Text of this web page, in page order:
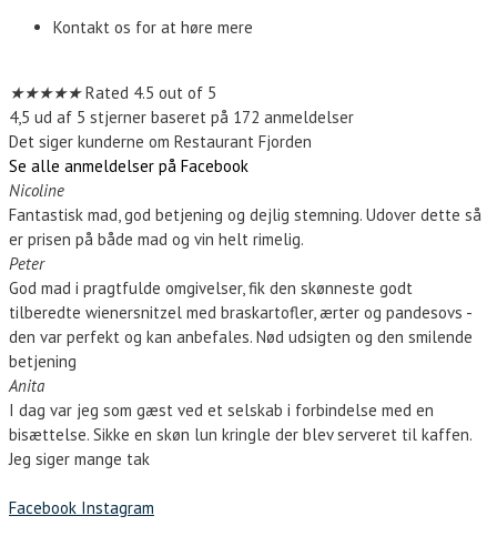
Kontakt os for at høre mere
★★★★★ Rated 4.5 out of 5
4,5 ud af 5 stjerner baseret på 172 anmeldelser
Det siger kunderne om Restaurant Fjorden
Se alle anmeldelser på Facebook
Nicoline
Fantastisk mad, god betjening og dejlig stemning. Udover dette så
er prisen på både mad og vin helt rimelig.
Peter
God mad i pragtfulde omgivelser, fik den skønneste godt
tilberedte wienersnitzel med braskartofler, ærter og pandesovs -
den var perfekt og kan anbefales. Nød udsigten og den smilende
betjening
Anita
I dag var jeg som gæst ved et selskab i forbindelse med en
bisættelse. Sikke en skøn lun kringle der blev serveret til kaffen.
Jeg siger mange tak
Facebook Instagram